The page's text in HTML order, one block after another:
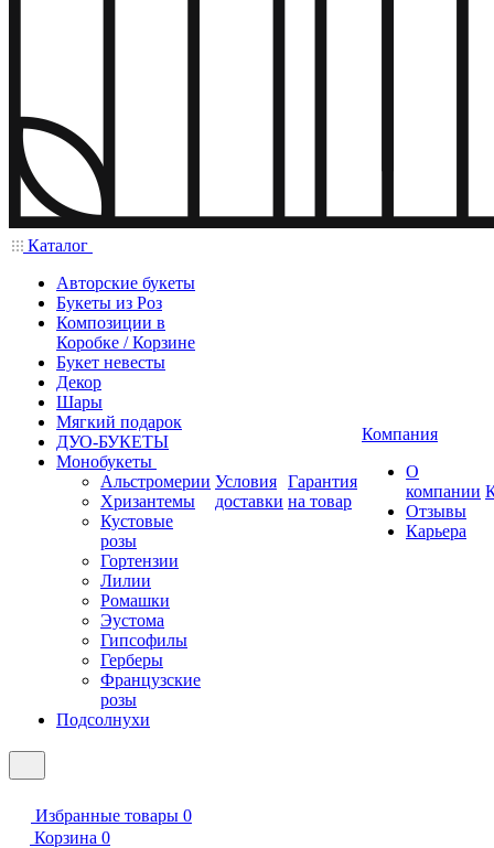
Каталог
Авторские букеты
Букеты из Роз
Композиции в
Коробке / Корзине
Букет невесты
Декор
Шары
Мягкий подарок
ДУО-БУКЕТЫ
Монобукеты
Альстромерии
Хризантемы
Кустовые
розы
Гортензии
Лилии
Ромашки
Эустома
Гипсофилы
Герберы
Французские
розы
Подсолнухи
Условия
доставки
Гарантия
на товар
Компания
О
компании
Отзывы
Карьера
Избранные товары 0
Корзина 0